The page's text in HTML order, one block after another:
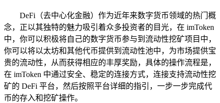
DeFi（去中心化金融）作为近年来数字货币领域的热门概
念，正以其独特的魅力吸引着众多投资者的目光，在 imToken
中，你可以积极将自己的数字货币参与到流动性挖矿项目中，
你可以将以太坊和其他代币提供到流动性池中，为市场提供宝
贵的流动性，从而获得相应的丰厚奖励，具体的操作流程是，
在 imToken 中通过安全、稳定的连接方式，连接支持流动性挖
矿的 DeFi 平台，然后按照平台详细的指引，一步一步完成代
币的存入和挖矿操作。